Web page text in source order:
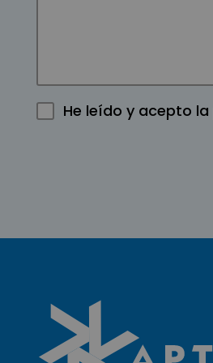
He leído y acepto la